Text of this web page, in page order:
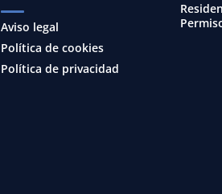
Aviso legal
Política de cookies
Política de privacidad